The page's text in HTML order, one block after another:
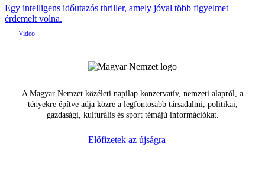
Egy intelligens időutazós thriller, amely jóval több figyelmet
érdemelt volna.
A Magyar Nemzet közéleti napilap konzervatív, nemzeti alapról, a
tényekre építve adja közre a legfontosabb társadalmi, politikai,
gazdasági, kulturális és sport témájú információkat.
Előfizetek az újságra